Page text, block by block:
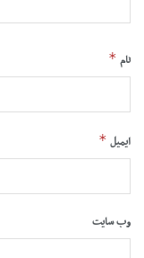
نام *
ایمیل *
وب‌ سایت